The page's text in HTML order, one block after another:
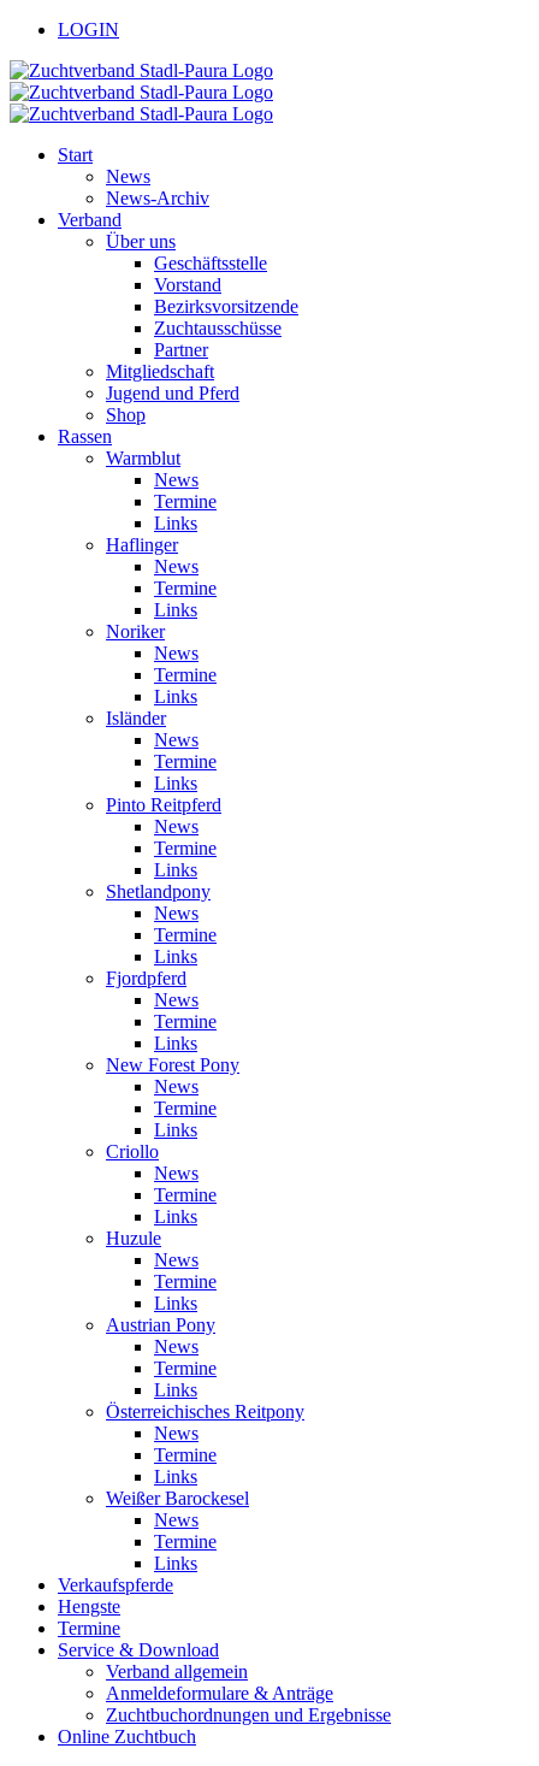
Zum
springen
facebook
youtubeLOGIN
Start
News
News-Archiv
Verband
Über uns
Geschäftsstelle
Vorstand
Bezirksvorsitzende
Zuchtausschüsse
Partner
Mitgliedschaft
Jugend und Pferd
Shop
Rassen
Warmblut
News
Termine
Links
Haflinger
News
Termine
Links
Noriker
News
Termine
Links
Isländer
News
Termine
Links
Pinto Reitpferd
News
Termine
Links
Shetlandpony
News
Termine
Links
Fjordpferd
News
Termine
Links
New Forest Pony
News
Termine
Links
Criollo
News
Termine
Links
Huzule
News
Termine
Links
Austrian Pony
News
Termine
Links
Österreichisches Reitpony
News
Termine
Links
Weißer Barockesel
News
Termine
Links
Verkaufspferde
Hengste
Termine
Service & Download
Verband allgemein
Anmeldeformulare & Anträge
Zuchtbuchordnungen und Ergebnisse
Online Zuchtbuch